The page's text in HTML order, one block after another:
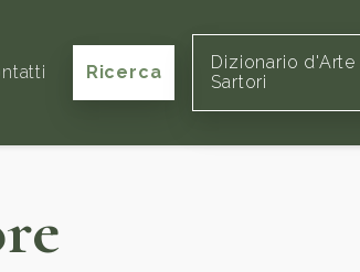
Ricerca
Dizionario d'Arte
Sartori